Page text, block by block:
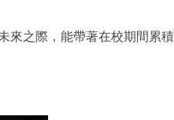
來之際，能帶著在校期間累